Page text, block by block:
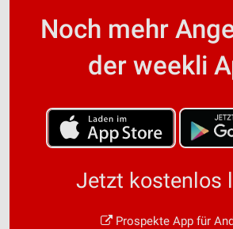
Noch mehr
der weekli
Jetzt kostenlos
Prospekte App für